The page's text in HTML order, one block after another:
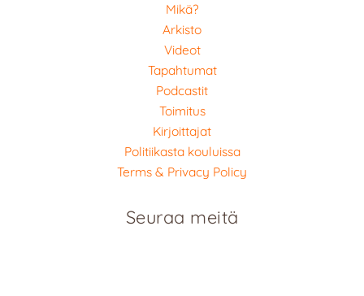
Mikä?
Arkisto
Videot
Tapahtumat
Podcastit
Toimitus
Kirjoittajat
Politiikasta kouluissa
Terms & Privacy Policy
Seuraa meitä